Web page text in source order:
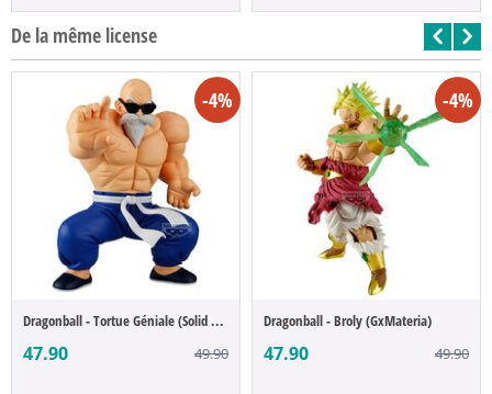
De la même license
-4%
Dragonball - Tortue Géniale (Solid Edge W...
47.90 49.90
-4%
Dragonball - Broly (GxMateria)
47.90 49.90